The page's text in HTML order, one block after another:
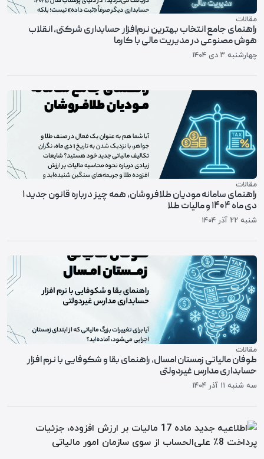
مقالات
راهنمای جامع انتخاب بهترین نرم‌افزار حسابداری شرکتی، انقلاب
هوش مصنوعی در مدیریت مالی با کارما
چهارشنبه ۳ دی ۱۴۰۴
مقالات
راهنمای سامانه مودیان طلافروشان، همه چیز درباره قانون جدید ۱
دی ماه ۱۴۰۴ و مالیات طلا
شنبه ۲۲ آذر ۱۴۰۴
مقالات
طوفان مالیاتی زمستان امسال، راهنمای بقا و شکوفایی با نرم افزار
حسابداری مدارس غیردولتی
سه شنبه ۱۱ آذر ۱۴۰۴